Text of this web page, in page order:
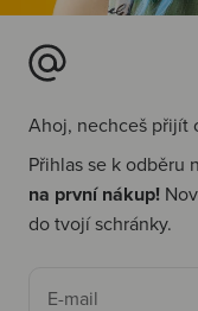
Ahoj, nechceš přijít
Přihlas se k odběru
na první nákup!
do tvojí schránky.
E-mail